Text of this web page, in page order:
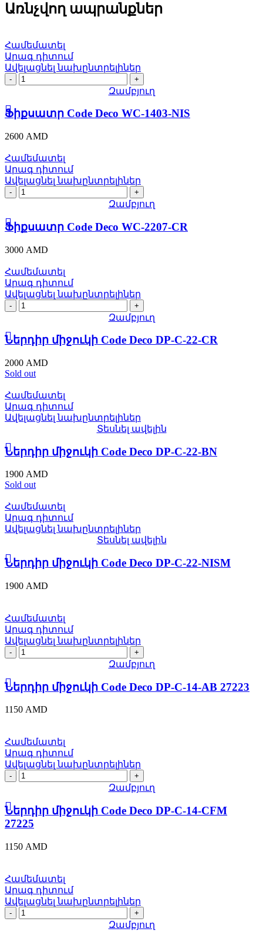
Առնչվող ապրանքներ
Համեմատել
Արագ դիտում
Ավելացնել նախընտրելիներ
Ֆիքսատր
Code
WC-
1403-
NIS
quantity
Զամբյուղ
Ֆիքսատր Code Deco WC-1403-NIS
2600 AMD
Համեմատել
Արագ դիտում
Ավելացնել նախընտրելիներ
Ֆիքսատր
Code
WC-
2207-
quantity
Զամբյուղ
Ֆիքսատր Code Deco WC-2207-CR
3000 AMD
Համեմատել
Արագ դիտում
Ավելացնել նախընտրելիներ
Ներդիր
Deco
DP-
C-
22-
CR
quantity
Զամբյուղ
Ներդիր միջուկի Code Deco DP-C-22-CR
2000 AMD
Sold out
Համեմատել
Արագ դիտում
Ավելացնել նախընտրելիներ
Տեսնել ավելին
Ներդիր միջուկի Code Deco DP-C-22-BN
1900 AMD
Sold out
Համեմատել
Արագ դիտում
Ավելացնել նախընտրելիներ
Տեսնել ավելին
Ներդիր միջուկի Code Deco DP-C-22-NISM
1900 AMD
Համեմատել
Արագ դիտում
Ավելացնել նախընտրելիներ
Ներդիր
Deco
DP-
C-
14-
27223
quantity
Զամբյուղ
Ներդիր միջուկի Code Deco DP-C-14-AB 27223
1150 AMD
Համեմատել
Արագ դիտում
Ավելացնել նախընտրելիներ
Ներդիր
Deco
DP-
C-
CFM
Զամբյուղ
Ներդիր միջուկի Code Deco DP-C-14-CFM
27225
1150 AMD
Համեմատել
Արագ դիտում
Ավելացնել նախընտրելիներ
Ներդիր
Զամբյուղ